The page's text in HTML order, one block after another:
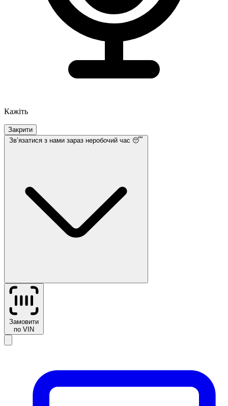
Кажіть
Закрити
Звʼязатися з нами зараз неробочий час 😴
Замовити
по VIN